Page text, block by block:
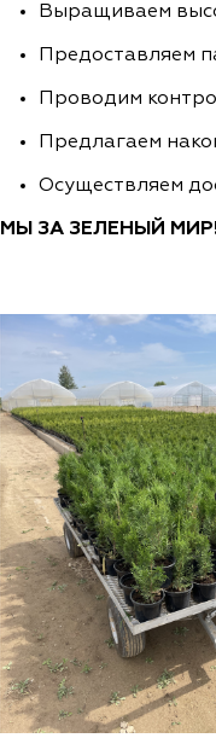
Выращиваем
Предоставляем
Проводим
Предлагаем
Осуществляем
МЫ ЗА ЗЕЛЕНЫЙ